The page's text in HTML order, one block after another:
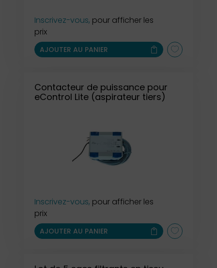
Inscrivez-vous, pour afficher les
prix
AJOUTER AU PANIER
Contacteur de puissance pour
eControl Lite (aspirateur tiers)
Inscrivez-vous, pour afficher les
prix
AJOUTER AU PANIER